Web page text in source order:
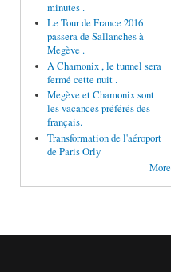
minutes .
Le Tour de France 2016
passera de Sallanches à
Megève .
A Chamonix , le tunnel sera
fermé cette nuit .
Megève et Chamonix sont
les vacances préférés des
français.
Transformation de l'aéroport
de Paris Orly
More